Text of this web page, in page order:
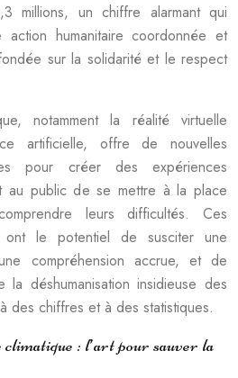
millions, un chiffre alarmant qui
action humanitaire coordonnée et
sur la solidarité et le respect
notamment la réalité virtuelle
artificielle, offre de nouvelles
pour créer des expériences
au public de se mettre à la place
leurs difficultés. Ces
ont le potentiel de susciter une
compréhension accrue, et de
déshumanisation insidieuse des
des chiffres et à des statistiques.
: l’art pour sauver la